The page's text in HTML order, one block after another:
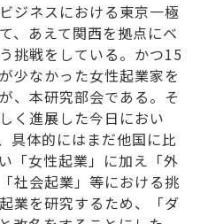
ジネスにおける東京一極
、あえて関西を拠点にベ
挑戦をしている。かつ15
少なかった女性起業家を
、本研究部会である。そ
く進展した今日におい
具体的にはまだ他国に比
「女性起業」に加え「外
社会起業」等における挑
業を研究するため、「ダ